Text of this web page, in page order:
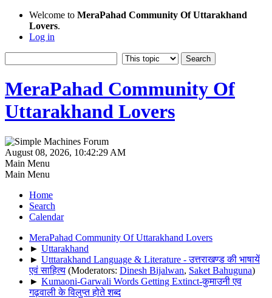
Welcome to MeraPahad Community Of Uttarakhand
Lovers.
Log in
MeraPahad Community Of
Uttarakhand Lovers
August 08, 2026, 10:42:29 AM
Main Menu
Main Menu
Home
Search
Calendar
MeraPahad Community Of Uttarakhand Lovers
► Uttarakhand
► Utttarakhand Language & Literature - उत्तराखण्ड की भाषायें
एवं साहित्य (Moderators: Dinesh Bijalwan, Saket Bahuguna)
► Kumaoni-Garwali Words Getting Extinct-कुमाउनी एव
गढ़वाली के विलुप्त होते शब्द